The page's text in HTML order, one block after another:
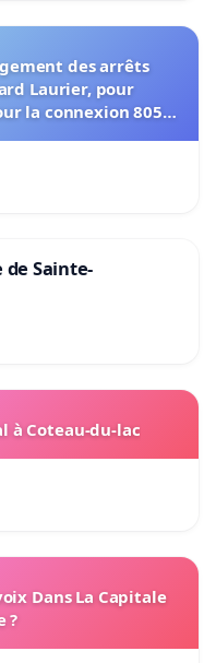
des arrêts
Laurier, pour
la connexion 805-
Sainte-
à Coteau-du-lac
Dans La Capitale
?